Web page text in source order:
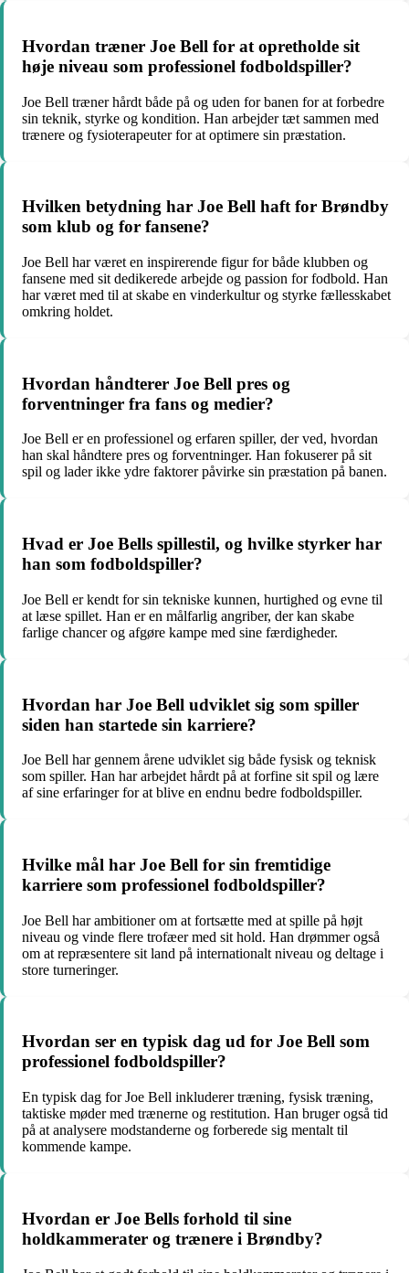
Hvordan træner Joe Bell for at opretholde sit
høje niveau som professionel fodboldspiller?
Joe Bell træner hårdt både på og uden for banen for at forbedre
sin teknik, styrke og kondition. Han arbejder tæt sammen med
trænere og fysioterapeuter for at optimere sin præstation.
Hvilken betydning har Joe Bell haft for Brøndby
som klub og for fansene?
Joe Bell har været en inspirerende figur for både klubben og
fansene med sit dedikerede arbejde og passion for fodbold. Han
har været med til at skabe en vinderkultur og styrke fællesskabet
omkring holdet.
Hvordan håndterer Joe Bell pres og
forventninger fra fans og medier?
Joe Bell er en professionel og erfaren spiller, der ved, hvordan
han skal håndtere pres og forventninger. Han fokuserer på sit
spil og lader ikke ydre faktorer påvirke sin præstation på banen.
Hvad er Joe Bells spillestil, og hvilke styrker har
han som fodboldspiller?
Joe Bell er kendt for sin tekniske kunnen, hurtighed og evne til
at læse spillet. Han er en målfarlig angriber, der kan skabe
farlige chancer og afgøre kampe med sine færdigheder.
Hvordan har Joe Bell udviklet sig som spiller
siden han startede sin karriere?
Joe Bell har gennem årene udviklet sig både fysisk og teknisk
som spiller. Han har arbejdet hårdt på at forfine sit spil og lære
af sine erfaringer for at blive en endnu bedre fodboldspiller.
Hvilke mål har Joe Bell for sin fremtidige
karriere som professionel fodboldspiller?
Joe Bell har ambitioner om at fortsætte med at spille på højt
niveau og vinde flere trofæer med sit hold. Han drømmer også
om at repræsentere sit land på internationalt niveau og deltage i
store turneringer.
Hvordan ser en typisk dag ud for Joe Bell som
professionel fodboldspiller?
En typisk dag for Joe Bell inkluderer træning, fysisk træning,
taktiske møder med trænerne og restitution. Han bruger også tid
på at analysere modstanderne og forberede sig mentalt til
kommende kampe.
Hvordan er Joe Bells forhold til sine
holdkammerater og trænere i Brøndby?